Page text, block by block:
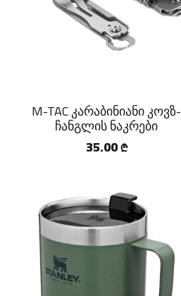
M-TAC კარაბინიანი კოვზ-
ჩანგლის ნაკრები
35.00 ₾